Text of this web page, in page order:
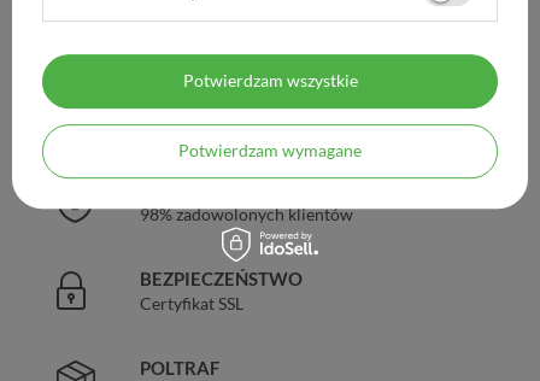
Legalna apteka od 2006 r.
98% zadowolonych klientów
BEZPIECZEŃSTWO
Certyfikat SSL
POLTRAF
Potwierdzam wymagane
Potwierdzam wszystkie